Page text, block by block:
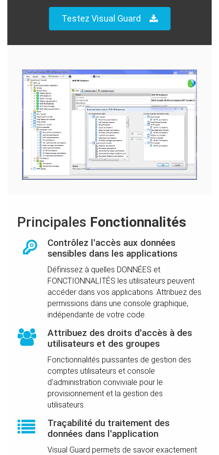
Testez Visual Guard
Principales Fonctionnalités
Contrôlez l'accès aux données
sensibles dans les applications
Définissez à quelles DONNÉES et
FONCTIONNALITÉS les utilisateurs peuvent
accéder dans vos applications. Attribuez des
permissions dans une console graphique,
indépendante de votre code.
Attribuez des droits d'accès à des
utilisateurs et des groupes
Fonctionnalités puissantes de gestion des
comptes utilisateurs et console
d'administration conviviale pour le
provisionnement et la gestion des
utilisateurs.
Traçabilité du traitement des
données dans l'application
Visual Guard permets de savoir exactement